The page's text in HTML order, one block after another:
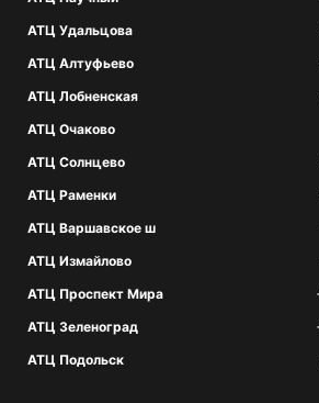
АТЦ Удальцова
АТЦ Алтуфьево
АТЦ Лобненская
АТЦ Очаково
АТЦ Солнцево
АТЦ Раменки
АТЦ Варшавское ш
АТЦ Измайлово
АТЦ Проспект Мира
АТЦ Зеленоград
АТЦ Подольск